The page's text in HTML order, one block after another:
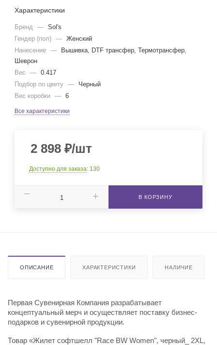
Характеристики
Бренд — Sol's
Гендер (пол) — Женский
Нанесение —
Вышивка, DTF трансфер, Термотрансфер,
Шеврон
Вес
— 0.417
Подбор по цвету —
Черный
Вес коробки — 6
Все характеристики
2 898 ₽/шт
Доступно для заказа: 130
В КОРЗИНУ
ОПИСАНИЕ ХАРАКТЕРИСТИКИ НАЛИЧИЕ
Первая Сувенирная Компания разрабатывает
концептуальный мерч и осуществляет поставку бизнес-
подарков и сувенирной продукции.
Товар «Жилет софтшелл "Race BW Women", черный_ 2XL,